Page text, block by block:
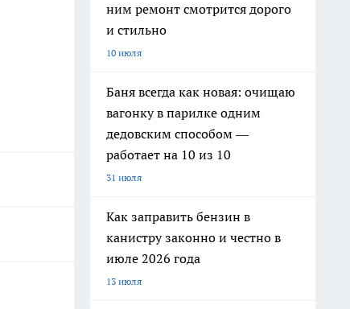
ним ремонт смотрится дорого
и стильно
10 июля
Баня всегда как новая: очищаю
вагонку в парилке одним
дедовским способом —
работает на 10 из 10
31 июля
Как заправить бензин в
канистру законно и честно в
июле 2026 года
13 июля